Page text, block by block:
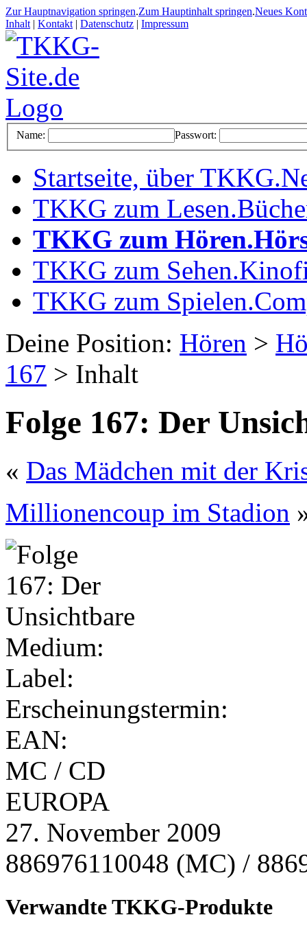
Zur Hauptnavigation springen.Zum Hauptinhalt springen.Neues
Inhalt | Kontakt | Datenschutz | Impressum
Name: Passwort:
Startseite, über TKKG.
TKKG zum Lesen.
TKKG zum Hören.
TKKG zum Sehen.
TKKG zum Spielen.
Deine Position: Hören >
167 > Inhalt
Folge 167: Der
« Das Mädchen mit der
Millionencoup im Stadion
Medium:
Label:
Erscheinungstermin:
EAN:
MC / CD
EUROPA
27. November 2009
886976110048 (MC) /
Verwandte TKKG-Produkte